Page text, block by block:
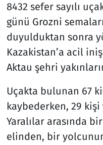
8432 sefer sayılı
günü Grozni
duyulduktan sonra
Kazakistan’a acil
Aktau şehri
Uçakta bulunan 67
kaybederken, 29 kişi
Yaralılar arasında
elinden, bir